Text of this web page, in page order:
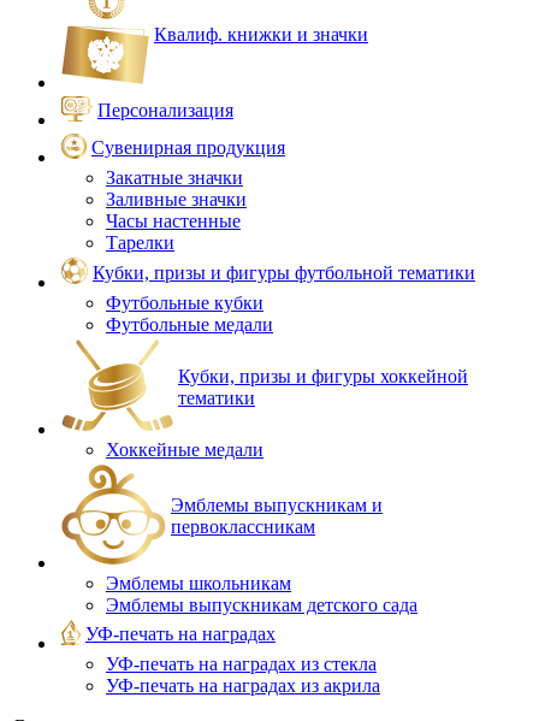
Квалиф. книжки и значки
Персонализация
Сувенирная продукция
Закатные значки
Заливные значки
Часы настенные
Тарелки
Кубки, призы и фигуры футбольной тематики
Футбольные кубки
Футбольные медали
Кубки, призы и фигуры хоккейной
тематики
Хоккейные медали
Эмблемы выпускникам и
первоклассникам
Эмблемы школьникам
Эмблемы выпускникам детского сада
УФ-печать на наградах
УФ‑печать на наградах из стекла
УФ-печать на наградах из акрила